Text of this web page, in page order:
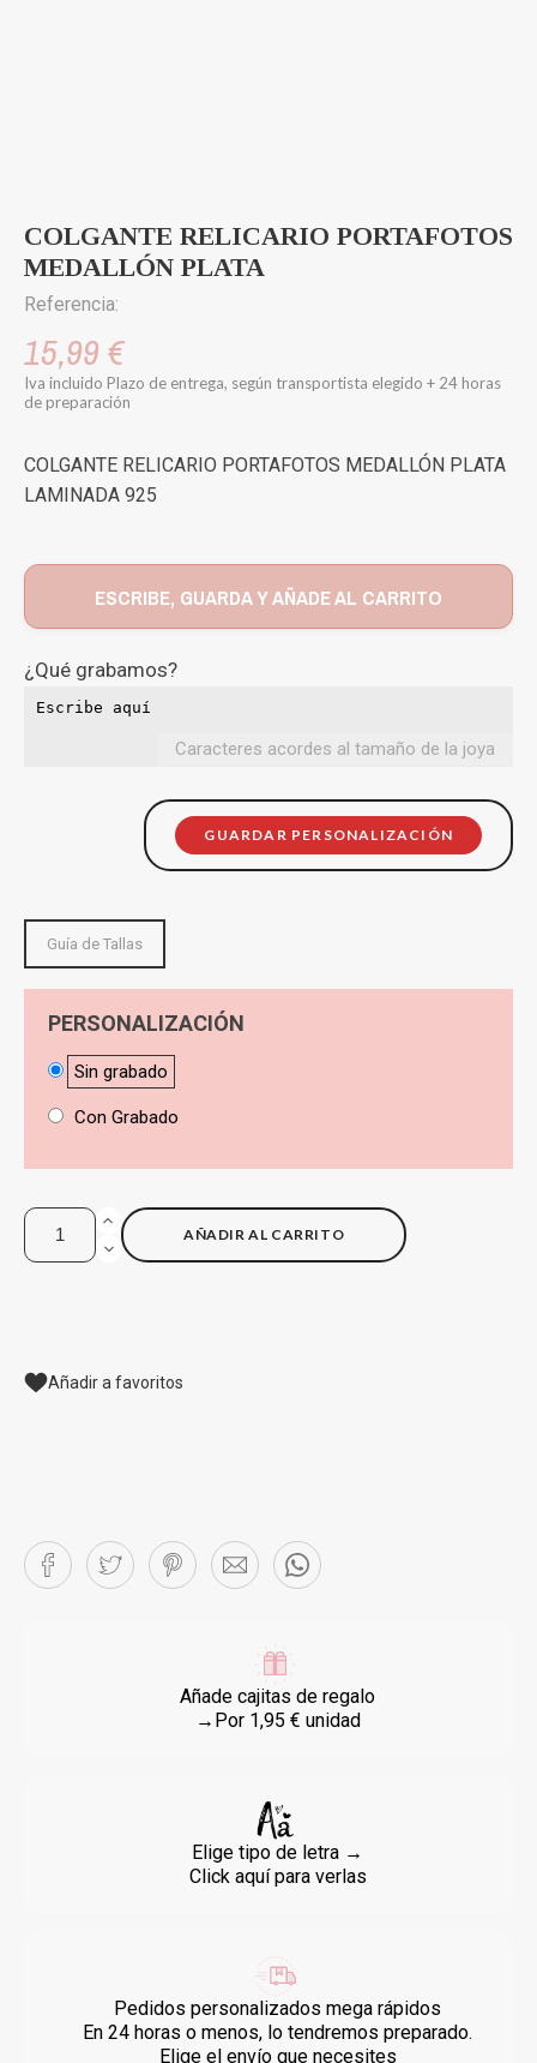
COLGANTE RELICARIO PORTAFOTOS
MEDALLÓN PLATA
Referencia:
15,99 €
Iva incluido Plazo de entrega, según transportista elegido + 24 horas
de preparación
COLGANTE RELICARIO PORTAFOTOS MEDALLÓN PLATA
LAMINADA 925
ESCRIBE, GUARDA Y AÑADE AL CARRITO
¿Qué grabamos?
Caracteres acordes al tamaño de la joya
GUARDAR PERSONALIZACIÓN
Guía de Tallas
PERSONALIZACIÓN
Sin grabado
Con Grabado
AÑADIR AL CARRITO
Añadir a favoritos
Añade cajitas de regalo
→Por 1,95 € unidad
Elige tipo de letra →
Click aquí para verlas
Pedidos personalizados mega rápidos
En 24 horas o menos, lo tendremos preparado.
Elige el envío que necesites